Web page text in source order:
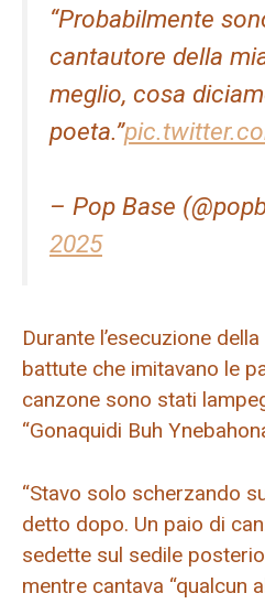
“Probabilmente
cantautore della
meglio, cosa
poeta.”
– Pop Base
2025
Durante l’esecuzione
battute che imitavano le
canzone sono stati
“Gonaquidi Buh
“Stavo solo scherzando
detto dopo. Un paio di
sedette sul sedile
mentre cantava “qualcun